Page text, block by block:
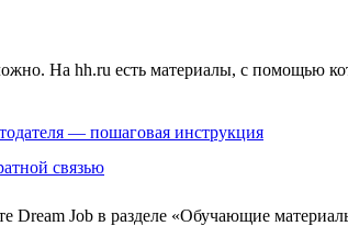
На hh.ru есть материалы, с помощью
— пошаговая инструкция
связью
Dream Job в разделе «Обучающие